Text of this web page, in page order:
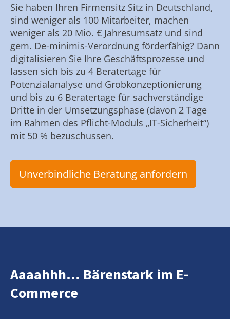
Sie haben Ihren Firmensitz Sitz in Deutschland,
sind weniger als 100 Mitarbeiter, machen
weniger als 20 Mio. € Jahresumsatz und sind
gem. De-minimis-Verordnung förderfähig? Dann
digitalisieren Sie Ihre Geschäftsprozesse und
lassen sich bis zu 4 Beratertage für
Potenzialanalyse und Grobkonzeptionierung
und bis zu 6 Beratertage für sachverständige
Dritte in der Umsetzungsphase (davon 2 Tage
im Rahmen des Pflicht-Moduls „IT-Sicherheit“)
mit 50 % bezuschussen.
Unverbindliche Beratung anfordern
Aaaahhh... Bärenstark im E-
Commerce